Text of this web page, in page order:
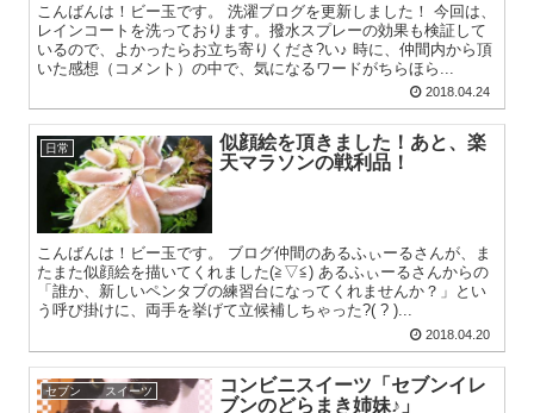
こんばんは！ビー玉です。 洗濯ブログを更新しました！ 今回は、
レインコートを洗っております。撥水スプレーの効果も検証して
いるので、よかったらお立ち寄りくださ?い♪ 時に、仲間内から頂
いた感想（コメント）の中で、気になるワードがちらほら...
2018.04.24
日常
似顔絵を頂きました！あと、楽
天マラソンの戦利品！
こんばんは！ビー玉です。 ブログ仲間のあるふぃーるさんが、ま
たまた似顔絵を描いてくれました(≧▽≦) あるふぃーるさんからの
「誰か、新しいペンタブの練習台になってくれませんか？」とい
う呼び掛けに、両手を挙げて立候補しちゃった?( ? )...
2018.04.20
セブン スイーツ
コンビニスイーツ「セブンイレ
ブンのどらまき姉妹♪」